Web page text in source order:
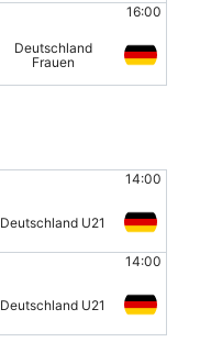
16:00
Deutschland
Frauen
14:00
Deutschland U21
14:00
Deutschland U21